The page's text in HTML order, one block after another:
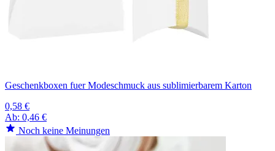
Geschenkboxen fuer Modeschmuck aus sublimierbarem Karton
0,58 €
Ab: 0,46 €
Noch keine Meinungen